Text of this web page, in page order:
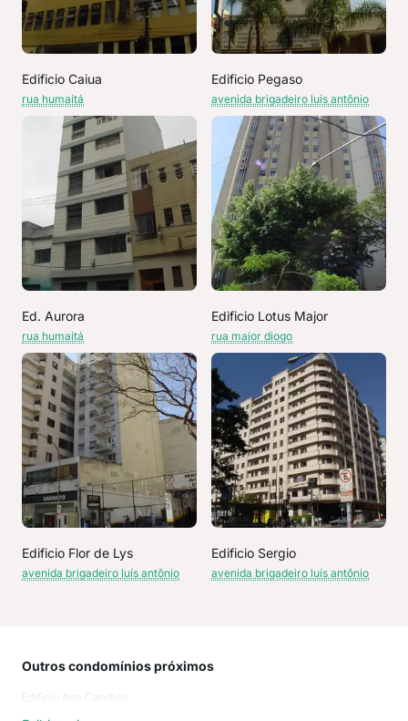
Edificio Caiua
rua humaitá
Edificio Pegaso
avenida brigadeiro luís antônio
Ed. Aurora
rua humaitá
Edificio Lotus Major
rua major diogo
Edificio Flor de Lys
avenida brigadeiro luís antônio
Edificio Sergio
avenida brigadeiro luís antônio
Outros condomínios próximos
Edificio Ana Candida